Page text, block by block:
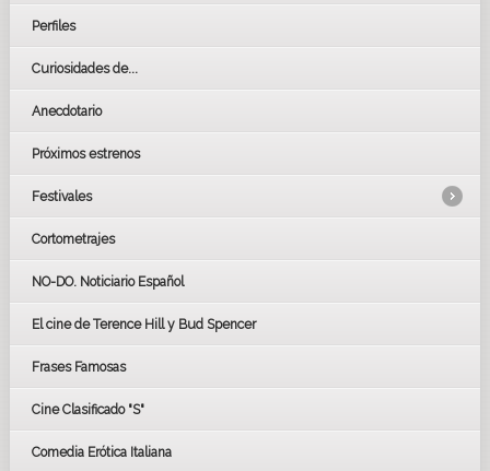
Perfiles
Curiosidades de...
Anecdotario
Próximos estrenos
Festivales
LOS OSCARS
GOYAS
BAFTA
Cortometrajes
NO-DO. Noticiario Español
El cine de Terence Hill y Bud Spencer
Frases Famosas
Cine Clasificado "S"
Comedia Erótica Italiana